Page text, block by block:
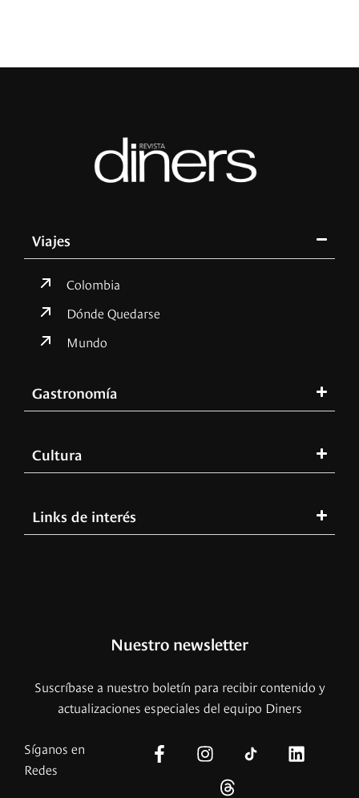
Viajes
Colombia
Dónde Quedarse
Mundo
Gastronomía
Cultura
Links de interés
Nuestro newsletter
Suscríbase a nuestro boletín para recibir contenido y
actualizaciones especiales del equipo Diners
Síganos en
Redes